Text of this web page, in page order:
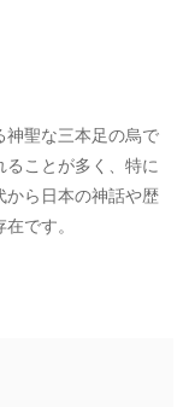
神聖な三本足の烏で
ことが多く、特に
から日本の神話や歴
です。